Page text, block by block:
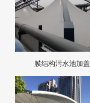
膜结构污水池加盖